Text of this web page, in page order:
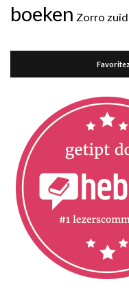
boeken Zorro